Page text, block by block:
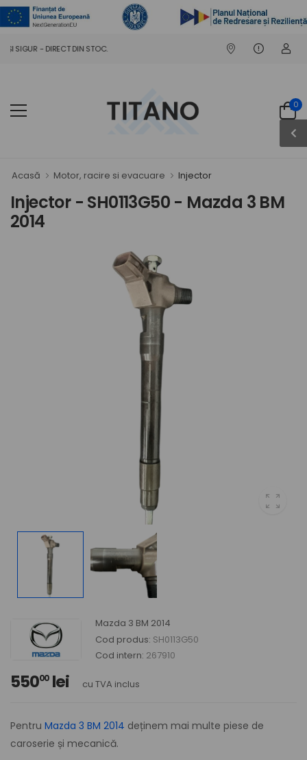
SIGUR - DIRECT DIN STOC.
0
Acasă Motor, racire si evacuare Injector
Injector - SH0113G50 - Mazda 3 BM
2014
Mazda 3 BM 2014
Cod produs: SH0113G50
Cod intern: 267910
55000 lei cu TVA inclus
Pentru Mazda 3 BM 2014 deținem mai multe piese de
caroserie și mecanică.